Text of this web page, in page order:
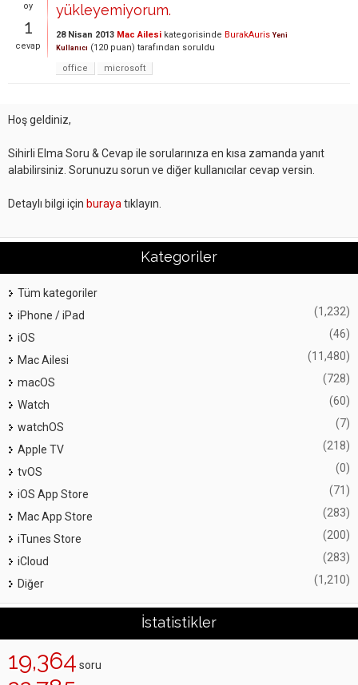
oy
1
cevap
yükleyemiyorum.
28 Nisan 2013 Mac Ailesi kategorisinde BurakAuris Yeni
Kullanıcı (120 puan) tarafından soruldu
office
microsoft
Hoş geldiniz,
Sihirli Elma Soru & Cevap ile sorularınıza en kısa zamanda yanıt
alabilirsiniz. Sorunuzu sorun ve diğer kullanıcılar cevap versin.
Detaylı bilgi için buraya tıklayın.
Kategoriler
Tüm kategoriler
iPhone / iPad
(1,232)
iOS (46)
Mac Ailesi (11,480)
macOS (728)
Watch (60)
watchOS (7)
Apple TV (218)
tvOS (0)
iOS App Store (71)
Mac App Store (283)
iTunes Store (200)
iCloud (283)
Diğer (1,210)
İstatistikler
19,364 soru